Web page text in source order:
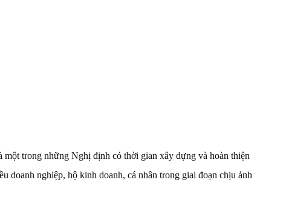
trong những Nghị định có thời gian xây dựng và hoàn thiện
doanh nghiệp, hộ kinh doanh, cá nhân trong giai đoạn chịu ảnh